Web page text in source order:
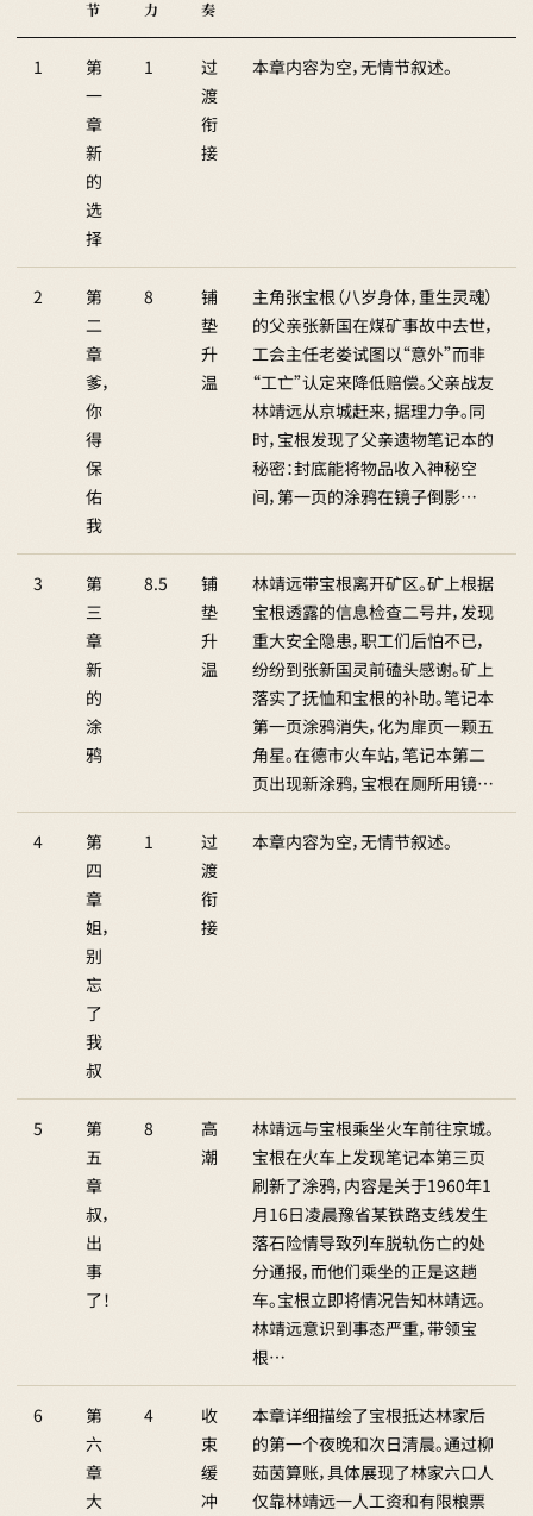
节
力
奏
1
第
一
章
新
的
选
择
1
过
渡
衔
接
本章内容为空，无情节叙述。
2
第
二
章
爹，
你
得
保
佑
我
8
铺
垫
升
温
主角张宝根（八岁身体，重生灵魂）
的父亲张新国在煤矿事故中去世，
工会主任老娄试图以“意外”而非
“工亡”认定来降低赔偿。父亲战友
林靖远从京城赶来，据理力争。同
时，宝根发现了父亲遗物笔记本的
秘密：封底能将物品收入神秘空
间，第一页的涂鸦在镜子倒影…
3
第
三
章
新
的
涂
鸦
8.5
铺
垫
升
温
林靖远带宝根离开矿区。矿上根据
宝根透露的信息检查二号井，发现
重大安全隐患，职工们后怕不已，
纷纷到张新国灵前磕头感谢。矿上
落实了抚恤和宝根的补助。笔记本
第一页涂鸦消失，化为扉页一颗五
角星。在德市火车站，笔记本第二
页出现新涂鸦，宝根在厕所用镜…
4
第
四
章
姐，
别
忘
了
我
叔
1
过
渡
衔
接
本章内容为空，无情节叙述。
5
第
五
章
叔，
出
事
了！
8
高
潮
林靖远与宝根乘坐火车前往京城。
宝根在火车上发现笔记本第三页
刷新了涂鸦，内容是关于1960年1
月16日凌晨豫省某铁路支线发生
落石险情导致列车脱轨伤亡的处
分通报，而他们乘坐的正是这趟
车。宝根立即将情况告知林靖远。
林靖远意识到事态严重，带领宝
根…
6
第
六
章
大
4
收
束
缓
冲
本章详细描绘了宝根抵达林家后
的第一个夜晚和次日清晨。通过柳
茹茵算账，具体展现了林家六口人
仅靠林靖远一人工资和有限粮票